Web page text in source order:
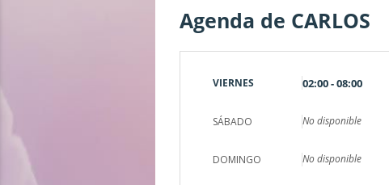
Agenda de CARLOS
VIERNES 02:00 - 08:00
SÁBADO No disponible
DOMINGO No disponible